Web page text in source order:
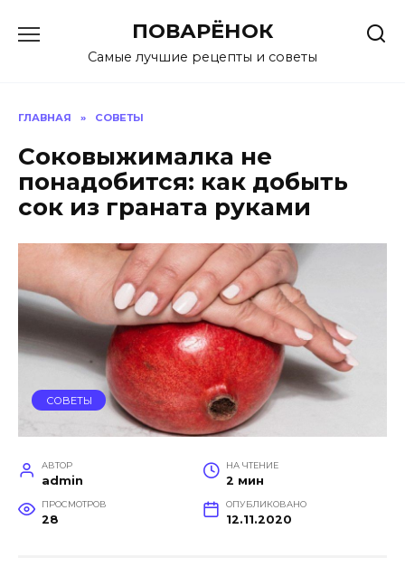
содержанию
ПОВАРЁНОК
Самые лучшие рецепты и советы
ГЛАВНАЯ » СОВЕТЫ
Соковыжималка не
понадобится: как добыть
сок из граната руками
СОВЕТЫ
АВТОР
admin
НА ЧТЕНИЕ
2 мин
ПРОСМОТРОВ
28
ОПУБЛИКОВАНО
12.11.2020